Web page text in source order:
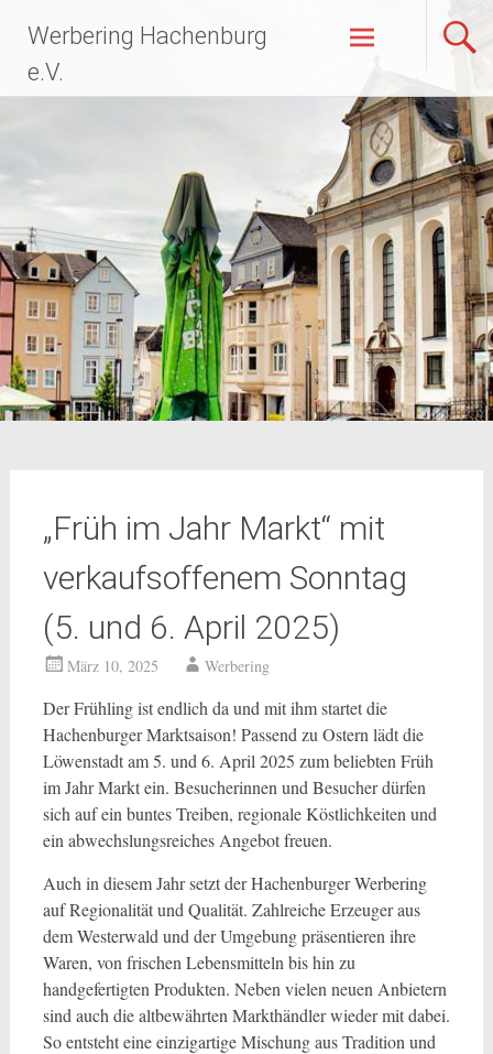
Inhalt
springen
Werbering Hachenburg
e.V.
„Früh im Jahr Markt“ mit
verkaufsoffenem Sonntag
(5. und 6. April 2025)
März 10, 2025 Werbering
Der Frühling ist endlich da und mit ihm startet die
Hachenburger Marktsaison! Passend zu Ostern lädt die
Löwenstadt am 5. und 6. April 2025 zum beliebten Früh
im Jahr Markt ein. Besucherinnen und Besucher dürfen
sich auf ein buntes Treiben, regionale Köstlichkeiten und
ein abwechslungsreiches Angebot freuen.
Auch in diesem Jahr setzt der Hachenburger Werbering
auf Regionalität und Qualität. Zahlreiche Erzeuger aus
dem Westerwald und der Umgebung präsentieren ihre
Waren, von frischen Lebensmitteln bis hin zu
handgefertigten Produkten. Neben vielen neuen Anbietern
sind auch die altbewährten Markthändler wieder mit dabei.
So entsteht eine einzigartige Mischung aus Tradition und